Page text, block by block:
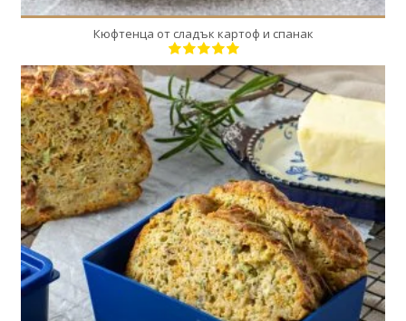
Кюфтенца от сладък картоф и спанак
1
6
60 Min